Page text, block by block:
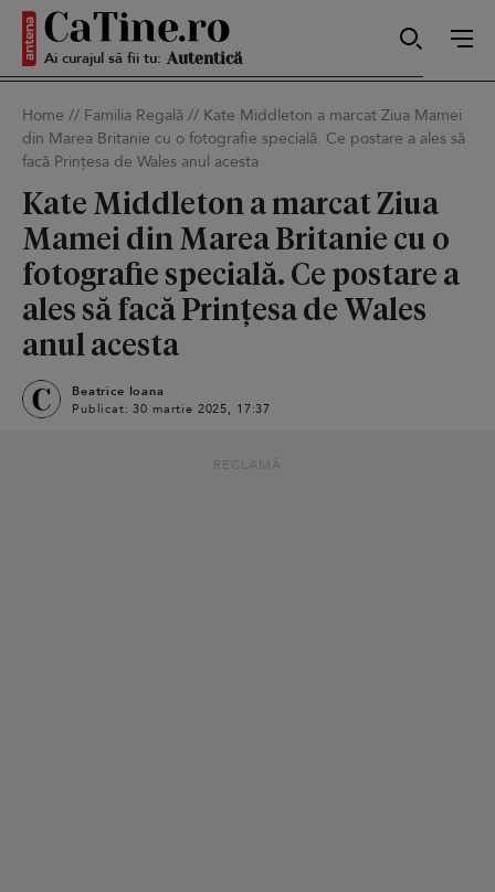
Ai curajul să fii tu: Sexy
Autentică
Sensibilă
Home // Familia Regală // Kate Middleton a marcat Ziua Mamei
din Marea Britanie cu o fotografie specială. Ce postare a ales să
facă Prințesa de Wales anul acesta
Kate Middleton a marcat Ziua
Mamei din Marea Britanie cu o
fotografie specială. Ce postare a
ales să facă Prințesa de Wales
anul acesta
Beatrice Ioana
Publicat: 30 martie 2025, 17:37
RECLAMĂ